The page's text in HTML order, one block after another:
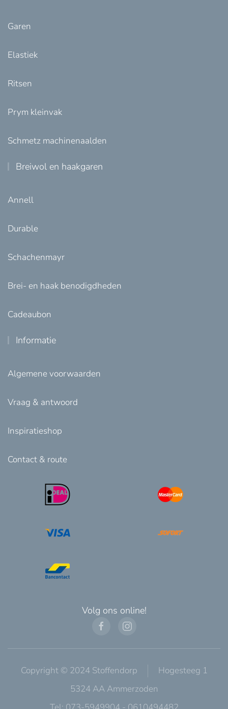
Garen
Elastiek
Ritsen
Prym kleinvak
Schmetz machinenaalden
Breiwol en haakgaren
Annell
Durable
Schachenmayr
Brei- en haak benodigdheden
Cadeaubon
Informatie
Algemene voorwaarden
Vraag & antwoord
Inspiratieshop
Contact & route
Volg ons online!
Copyright © 2024 Stoffendorp
Hogesteeg 1
5324 AA Ammerzoden